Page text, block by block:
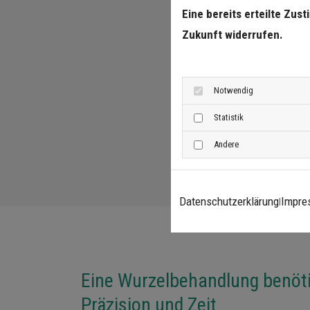
Eine Wurzelbehandlung
Präzision und Zeit
Eine bereits erteilte
Zukunft widerrufen.
Notwendig
Statistik
Andere
Datenschutzerklärung|